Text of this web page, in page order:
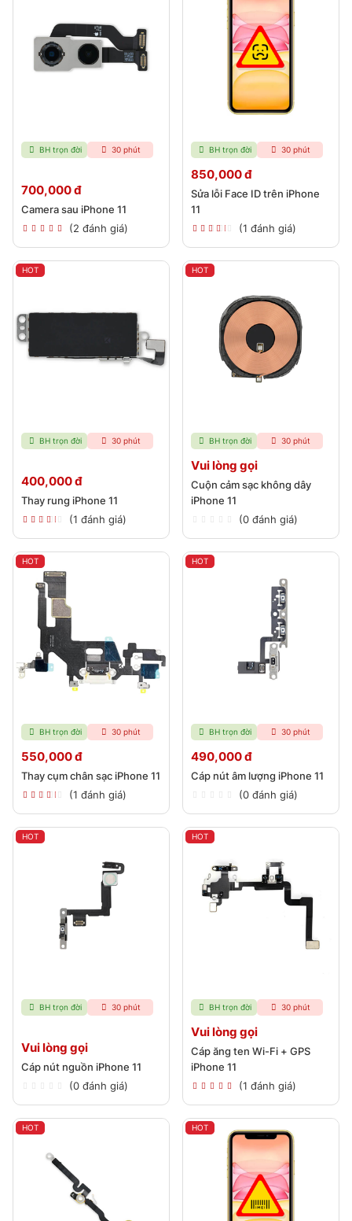
BH trọn đời 30 phút
700,000 đ
Camera sau iPhone 11
(2 đánh giá)
BH trọn đời 30 phút
850,000 đ
Sửa lỗi Face ID trên iPhone
11
(1 đánh giá)
HOT
BH trọn đời 30 phút
400,000 đ
Thay rung iPhone 11
(1 đánh giá)
HOT
BH trọn đời 30 phút
Vui lòng gọi
Cuộn cảm sạc không dây
iPhone 11
(0 đánh giá)
HOT
BH trọn đời 30 phút
550,000 đ
Thay cụm chân sạc iPhone 11
(1 đánh giá)
HOT
BH trọn đời 30 phút
490,000 đ
Cáp nút âm lượng iPhone 11
(0 đánh giá)
HOT
BH trọn đời 30 phút
Vui lòng gọi
Cáp nút nguồn iPhone 11
(0 đánh giá)
HOT
BH trọn đời 30 phút
Vui lòng gọi
Cáp ăng ten Wi-Fi + GPS
iPhone 11
(1 đánh giá)
HOT HOT